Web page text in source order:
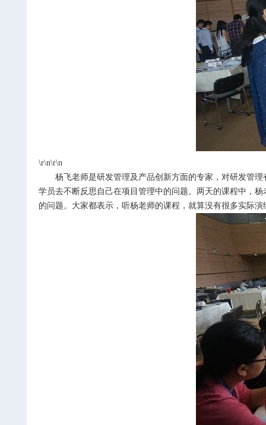
\r\n\r\n
杨飞老师是研发管理及产品创新方面的专家，对研发管
学员去不断反思自己在项目管理中的问题。两天的课程中，
的问题。大家都表示，听杨老师的课程，就算没有很多实际